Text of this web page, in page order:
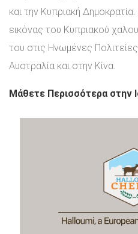
και την Κυπριακή
εικόνας του Kυπριακού
του στις Ηνωμένες
Αυστραλία και στην Κίνα.
Μάθετε Περισσότερα στην